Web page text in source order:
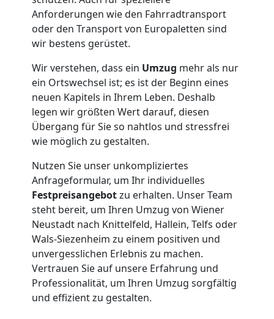
Anforderungen wie den Fahrradtransport
oder den Transport von Europaletten sind
wir bestens gerüstet.
Wir verstehen, dass ein Umzug mehr als nur
ein Ortswechsel ist; es ist der Beginn eines
neuen Kapitels in Ihrem Leben. Deshalb
legen wir größten Wert darauf, diesen
Übergang für Sie so nahtlos und stressfrei
wie möglich zu gestalten.
Nutzen Sie unser unkompliziertes
Anfrageformular, um Ihr individuelles
Festpreisangebotzu erhalten. Unser Team
steht bereit, um Ihren Umzug von Wiener
Neustadt nach Knittelfeld, Hallein, Telfs oder
Wals-Siezenheim zu einem positiven und
unvergesslichen Erlebnis zu machen.
Vertrauen Sie auf unsere Erfahrung und
Professionalität, um Ihren Umzug sorgfältig
und effizient zu gestalten.
LKW
Wiener
Neustadt
Kunsttransport
Wiener
Neustadt
Umzug
Wiener